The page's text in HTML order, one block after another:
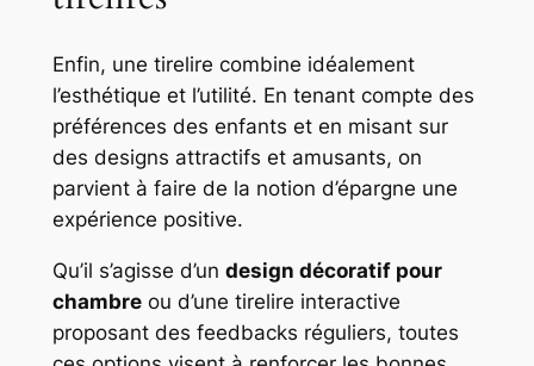
Enfin, une tirelire combine idéalement
l’esthétique et l’utilité. En tenant compte des
préférences des enfants et en misant sur
des designs attractifs et amusants, on
parvient à faire de la notion d’épargne une
expérience positive.
Qu’il s’agisse d’un design décoratif pour
chambreou d’une tirelire interactive
proposant des feedbacks réguliers, toutes